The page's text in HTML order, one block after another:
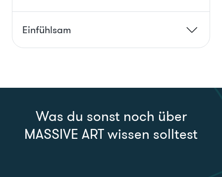
Einfühlsam
Was du sonst noch über
MASSIVE ART wissen solltest